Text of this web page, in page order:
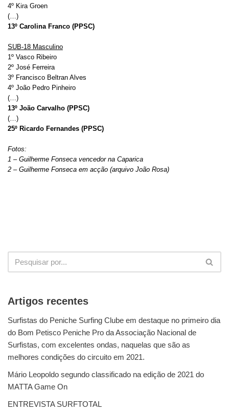
4º Kira Groen
(…)
13º Carolina Franco (PPSC)
SUB-18 Masculino
1º Vasco Ribeiro
2º José Ferreira
3º Francisco Beltran Alves
4º João Pedro Pinheiro
(…)
13º João Carvalho (PPSC)
(…)
25º Ricardo Fernandes (PPSC)
Fotos:
1 – Guilherme Fonseca vencedor na Caparica
2 – Guilherme Fonseca em acção (arquivo João Rosa)
Artigos recentes
Surfistas do Peniche Surfing Clube em destaque no primeiro dia
do Bom Petisco Peniche Pro da Associação Nacional de
Surfistas, com excelentes ondas, naquelas que são as
melhores condições do circuito em 2021.
Mário Leopoldo segundo classificado na edição de 2021 do
MATTA Game On
ENTREVISTA SURFTOTAL